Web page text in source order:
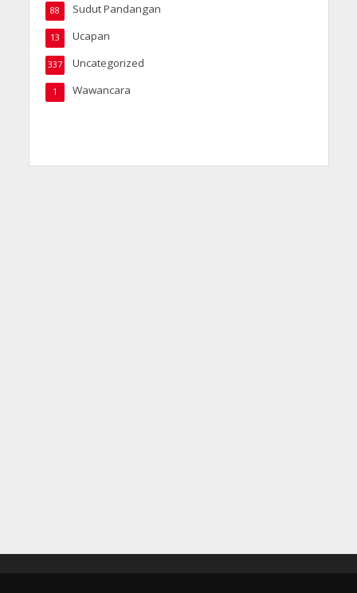
Sudut Pandangan
88
Ucapan
13
Uncategorized
337
Wawancara
1